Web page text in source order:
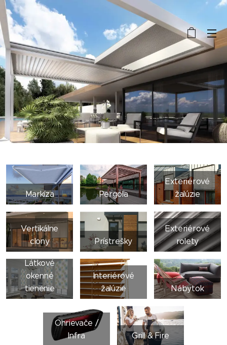
Markíza Pergola
Exteriérové
žalúzie
Vertikálne
clony
Prístrešky
Exteriérové
rolety
Látkové
okenné
tienenie
Interiérové
žalúzie
Nábytok
Ohrievače /
Infra
Grill & Fire